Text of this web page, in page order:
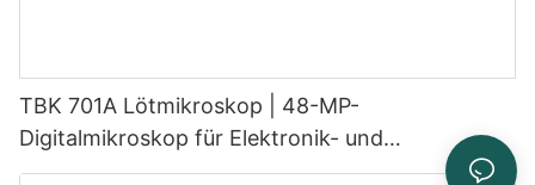
TBK 701A Lötmikroskop | 48-MP-
Digitalmikroskop für Elektronik- und
Leiterplattenreparatur